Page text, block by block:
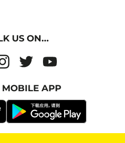
US ON...
MOBILE APP